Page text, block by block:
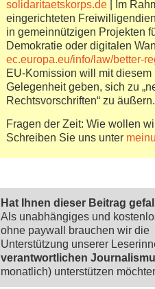
solidaritaetskorps.de | Im
eingerichteten
in gemeinnützigen Projekten
Demokratie oder digitalen
ec.europa.eu/info/law/better-
EU-Komission will mit
Gelegenheit geben, sich zu
Rechtsvorschriften“ zu äußern.
Fragen der Zeit: Wie wollen
Schreiben Sie uns unter
Hat Ihnen dieser Beitrag
Als unabhängiges und
ohne paywall brauchen wir die
Unterstützung unserer
verantwortlichen
monatlich) unterstützen